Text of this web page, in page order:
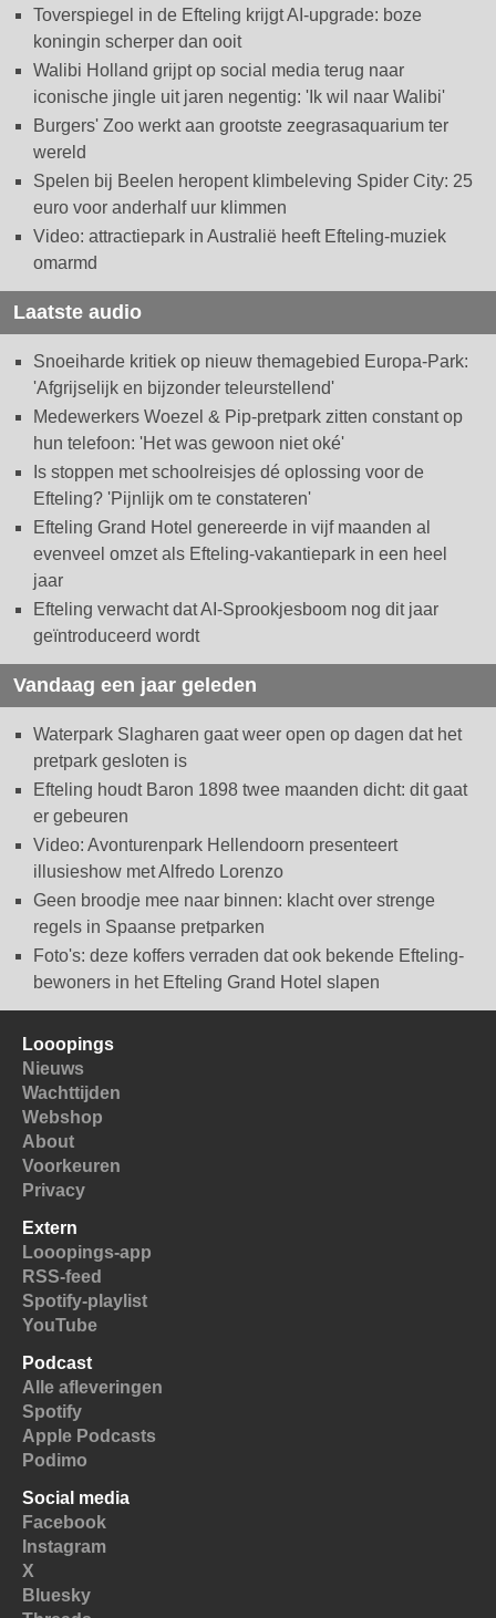
Toverspiegel in de Efteling krijgt AI-upgrade: boze
koningin scherper dan ooit
Walibi Holland grijpt op social media terug naar
iconische jingle uit jaren negentig: 'Ik wil naar Walibi'
Burgers' Zoo werkt aan grootste zeegrasaquarium ter
wereld
Spelen bij Beelen heropent klimbeleving Spider City: 25
euro voor anderhalf uur klimmen
Video: attractiepark in Australië heeft Efteling-muziek
omarmd
Laatste audio
Snoeiharde kritiek op nieuw themagebied Europa-Park:
'Afgrijselijk en bijzonder teleurstellend'
Medewerkers Woezel & Pip-pretpark zitten constant op
hun telefoon: 'Het was gewoon niet oké'
Is stoppen met schoolreisjes dé oplossing voor de
Efteling? 'Pijnlijk om te constateren'
Efteling Grand Hotel genereerde in vijf maanden al
evenveel omzet als Efteling-vakantiepark in een heel
jaar
Efteling verwacht dat AI-Sprookjesboom nog dit jaar
geïntroduceerd wordt
Vandaag een jaar geleden
Waterpark Slagharen gaat weer open op dagen dat het
pretpark gesloten is
Efteling houdt Baron 1898 twee maanden dicht: dit gaat
er gebeuren
Video: Avonturenpark Hellendoorn presenteert
illusieshow met Alfredo Lorenzo
Geen broodje mee naar binnen: klacht over strenge
regels in Spaanse pretparken
Foto's: deze koffers verraden dat ook bekende Efteling-
bewoners in het Efteling Grand Hotel slapen
Looopings
Nieuws
Wachttijden
Webshop
About
Voorkeuren
Privacy
Extern
Looopings-app
RSS-feed
Spotify-playlist
YouTube
Podcast
Alle afleveringen
Spotify
Apple Podcasts
Podimo
Social media
Facebook
Instagram
X
Bluesky